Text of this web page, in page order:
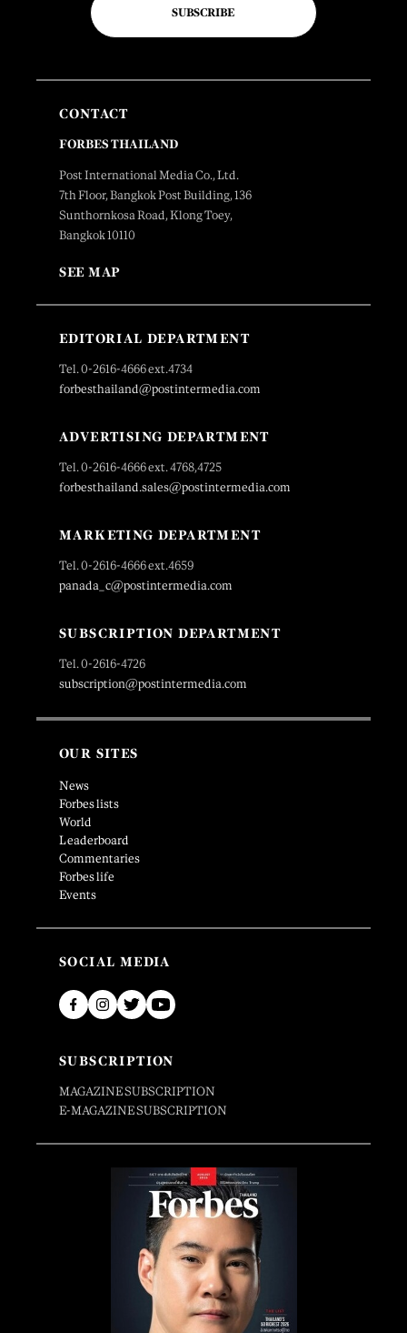
SUBSCRIBE
CONTACT
FORBES THAILAND
Post International Media Co., Ltd.
7th Floor, Bangkok Post Building, 136
Sunthornkosa Road, Klong Toey,
Bangkok 10110
SEE MAP
EDITORIAL DEPARTMENT
Tel. 0-2616-4666 ext.4734
forbesthailand@postintermedia.com
ADVERTISING DEPARTMENT
Tel. 0-2616-4666 ext. 4768,4725
forbesthailand.sales@postintermedia.com
MARKETING DEPARTMENT
Tel. 0-2616-4666 ext.4659
panada_c@postintermedia.com
SUBSCRIPTION DEPARTMENT
Tel. 0-2616-4726
subscription@postintermedia.com
OUR SITES
News
Forbes lists
World
Leaderboard
Commentaries
Forbes life
Events
SOCIAL MEDIA
SUBSCRIPTION
MAGAZINE SUBSCRIPTION
E-MAGAZINE SUBSCRIPTION